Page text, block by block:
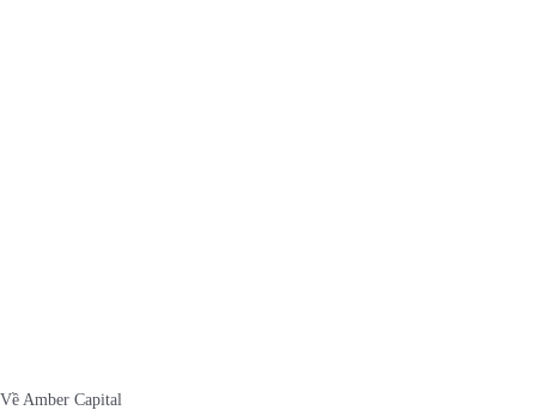
Về Amber Capital